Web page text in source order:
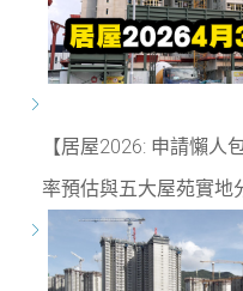
【居屋2026: 申請懶
率預估與五大屋苑實地